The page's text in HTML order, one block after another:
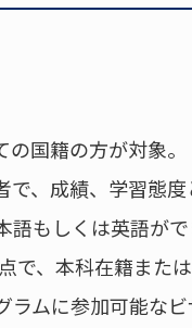
国籍の方が対象。
、成績、学習態度
語もしくは英語がで
で、本科在籍また
ラムに参加可能な